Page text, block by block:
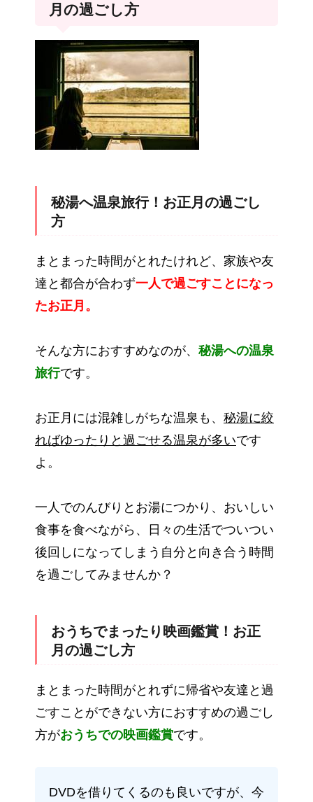
月の過ごし方
秘湯へ温泉旅行！お正月の過ごし
方
まとまった時間がとれたけれど、家族や友
達と都合が合わず一人で過ごすことになっ
たお正月。
そんな方におすすめなのが、 秘湯への温泉
旅行です。
お正月には混雑しがちな温泉も、 秘湯に絞
ればゆったりと過ごせる温泉が多いです
よ。
一人でのんびりとお湯につかり、おいしい
食事を食べながら、日々の生活でついつい
後回しになってしまう自分と向き合う時間
を過ごしてみませんか？
おうちでまったり映画鑑賞！お正
月の過ごし方
まとまった時間がとれずに帰省や友達と過
ごすことができない方におすすめの過ごし
方がおうちでの映画鑑賞です。
DVDを借りてくるのも良いですが、今